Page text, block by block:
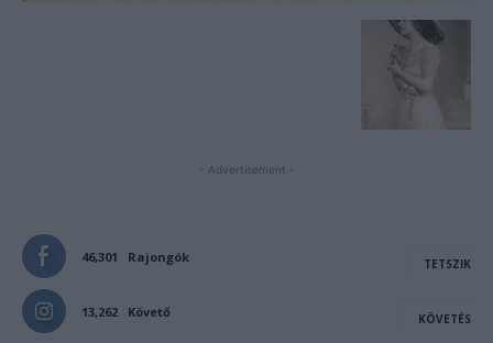
- Advertisement -
46,301 Rajongók TETSZIK
13,262 Követő KÖVETÉS